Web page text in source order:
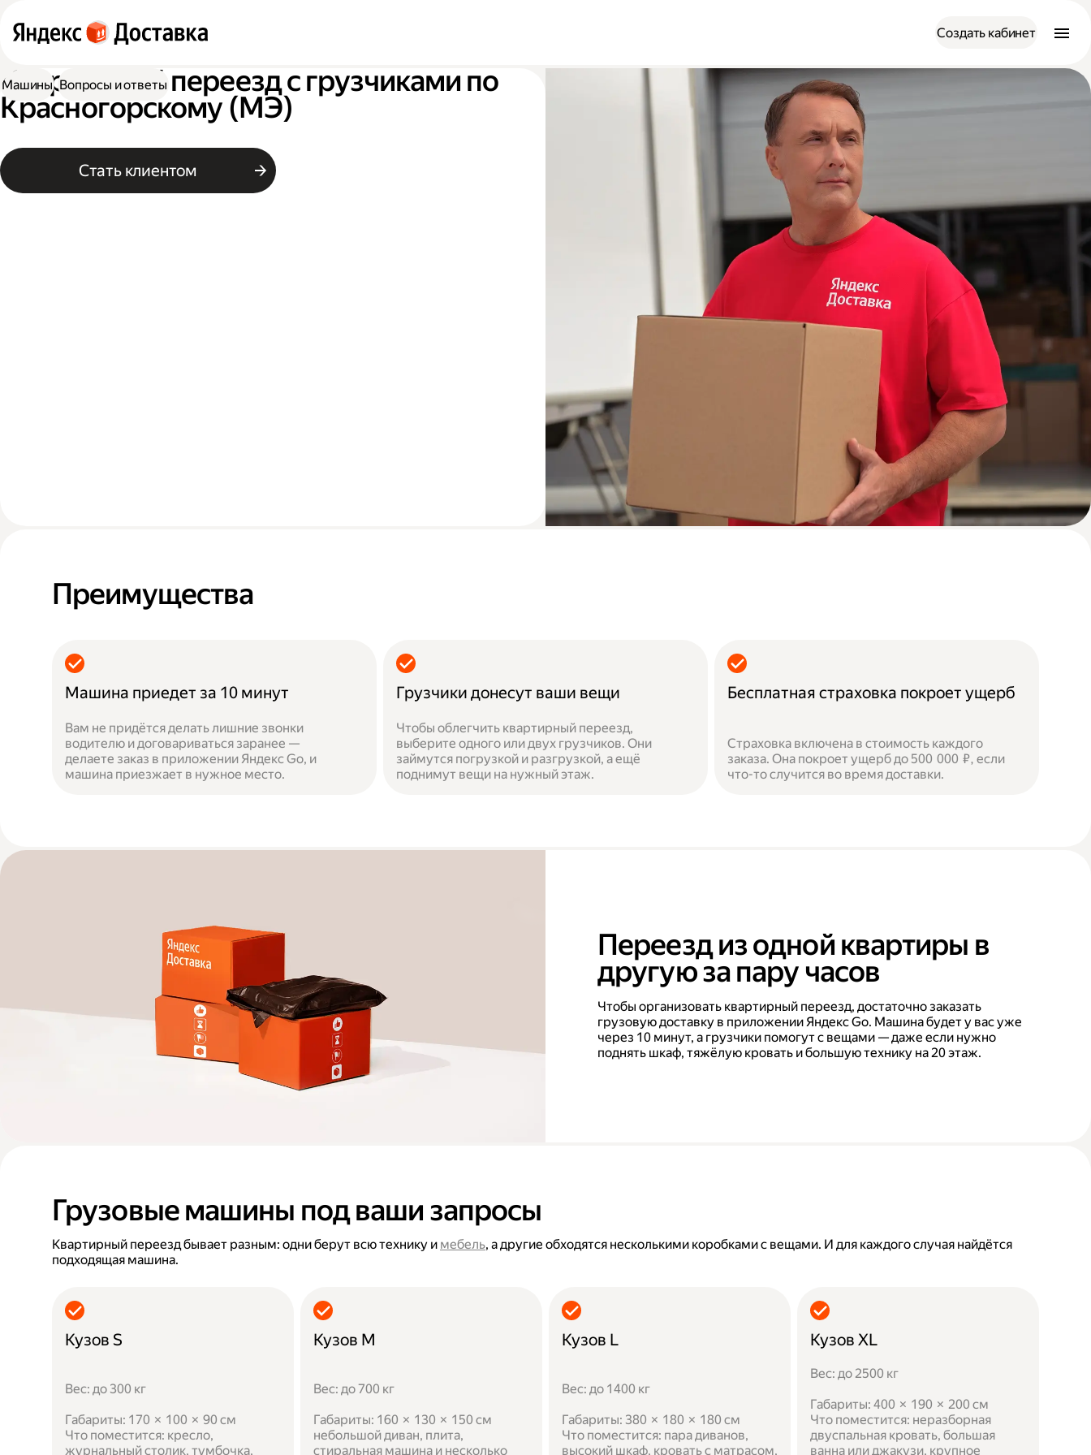
Создать кабинет
Квартирный переезд с грузчиками по
Красногорскому (МЭ)
Стать клиентом
Машины Вопросы и ответы
Преимущества
Машина приедет за 10 минут
Вам не придётся делать лишние звонки
водителю и договариваться заранее —
делаете заказ в приложении Яндекс Go, и
машина приезжает в нужное место.
Грузчики донесут ваши вещи
Чтобы облегчить квартирный переезд,
выберите одного или двух грузчиков. Они
займутся погрузкой и разгрузкой, а ещё
поднимут вещи на нужный этаж.
Бесплатная страховка покроет ущерб
Страховка включена в стоимость каждого
заказа. Она покроет ущерб до 500 000 ₽, если
что-то случится во время доставки.
Переезд из одной квартиры в
другую за пару часов
Чтобы организовать квартирный переезд, достаточно заказать
грузовую доставку в приложении Яндекс Go. Машина будет у вас уже
через 10 минут, а грузчики помогут с вещами — даже если нужно
поднять шкаф, тяжёлую кровать и большую технику на 20 этаж.
Грузовые машины под ваши запросы
Квартирный переезд бывает разным: одни берут всю технику и мебель, а другие обходятся несколькими коробками с вещами. И для каждого случая найдётся
подходящая машина.
Кузов S
Вес: до 300 кг
Габариты: 170 × 100 × 90 см
Что поместится: кресло,
журнальный столик, тумбочка,
Кузов M
Вес: до 700 кг
Габариты: 160 × 130 × 150 см
небольшой диван, плита,
стиральная машина и несколько
Кузов L
Вес: до 1400 кг
Габариты: 380 × 180 × 180 см
Что поместится: пара диванов,
высокий шкаф, кровать с матрасом,
Кузов XL
Вес: до 2500 кг
Габариты: 400 × 190 × 200 см
Что поместится: неразборная
двуспальная кровать, большая
ванна или джакузи, крупное